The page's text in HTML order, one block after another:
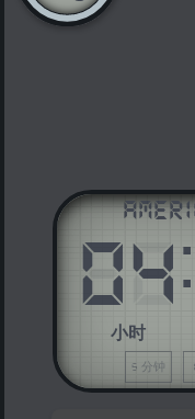
04
小时
:
5 分钟